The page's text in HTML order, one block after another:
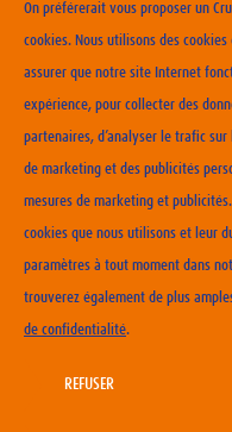
ERHÄLTLICHKEIT
KONTAKT
CARRIERA
On préférerait vous proposer un
cookies. Nous utilisons des
assurer que notre site Internet
expérience, pour collecter des
partenaires, d’analyser le trafic
de marketing et des publicités
mesures de marketing et
cookies que nous utilisons et leur
paramètres à tout moment dans
trouverez également de plus
de confidentialité.
REFUSER